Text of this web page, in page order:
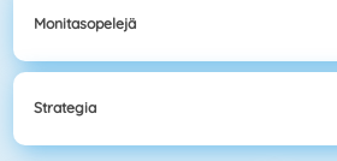
Monitasopelejä
Strategia